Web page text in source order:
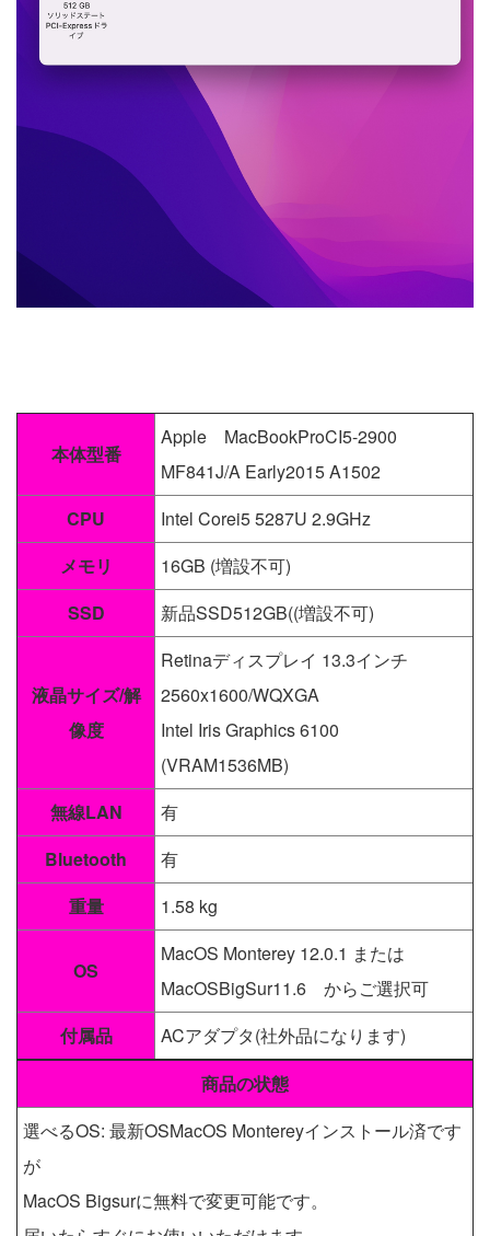
本体型番
Apple MacBookProCI5-2900
MF841J/A Early2015 A1502
CPU
Intel Corei5 5287U 2.9GHz
メモリ
16GB (増設不可)
SSD
新品SSD512GB((増設不可)
液晶サイズ/解
像度
Retinaディスプレイ 13.3インチ
2560x1600/WQXGA
Intel Iris Graphics 6100
(VRAM1536MB)
無線LAN
有
Bluetooth
有
重量
1.58 kg
OS
MacOS Monterey 12.0.1 または
MacOSBigSur11.6 からご選択可
付属品
ACアダプタ(社外品になります)
商品の状態
選べるOS: 最新OSMacOS Montereyインストール済です
が
MacOS Bigsurに無料で変更可能です。